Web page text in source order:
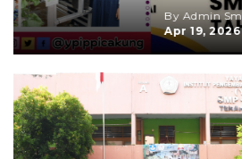
By Admin Smp Cakung 1
Apr 19, 2026